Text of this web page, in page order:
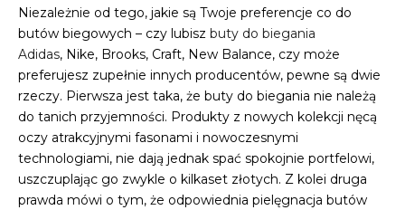
Niezależnie od tego, jakie są Twoje preferencje co do
butów biegowych – czy lubisz buty do biegania
Adidas, Nike, Brooks, Craft, New Balance, czy może
preferujesz zupełnie innych producentów, pewne są dwie
rzeczy. Pierwsza jest taka, że buty do biegania nie należą
do tanich przyjemności. Produkty z nowych kolekcji nęcą
oczy atrakcyjnymi fasonami i nowoczesnymi
technologiami, nie dają jednak spać spokojnie portfelowi,
uszczuplając go zwykle o kilkaset złotych. Z kolei druga
prawda mówi o tym, że odpowiednia pielęgnacja butów